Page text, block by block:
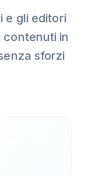
e gli editori
contenuti in
sforzi